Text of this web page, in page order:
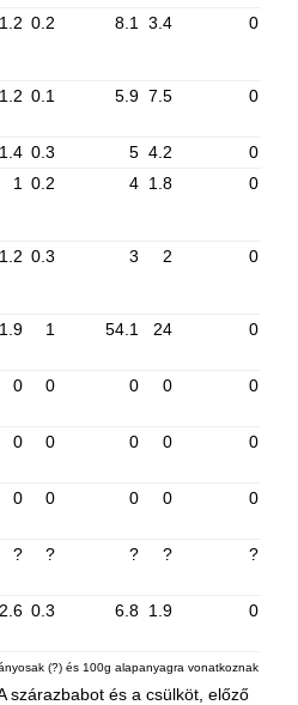
1.2 0.2 8.1 3.4 0
1.2 0.1 5.9 7.5 0
1.4 0.3 5 4.2
0
1 0.2 4 1.8 0
1.2 0.3 3 2 0
1 54.1 24 0
0 0 0 0 0
0 0 0 0 0
0 0 0 0 0
? ? ? ? ?
2.6 0.3 6.8 1.9 0
(?) és 100g alapanyagra vonatkoznak
szárazbabot és a csülköt, előző